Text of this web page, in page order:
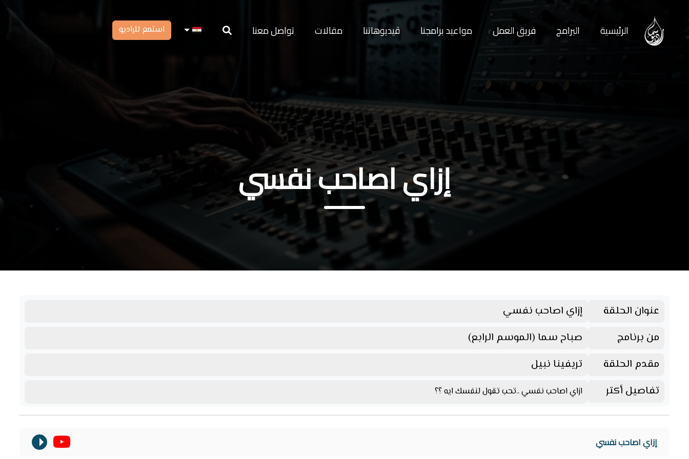
الرئيسية البرامج فريق العمل مواعيد برامجنا ڤيديوهاتنا مقالات تواصل معنا استمع للراديو
إزاي اصاحب نفسي
عنوان الحلقة
إزاي اصاحب نفسي
من برنامج
صباح سما (الموسم الرابع)
مقدم الحلقة
تريفينا نبيل
تفاصيل أكتر
ازاي اصاحب نفسي ..تحب تقول لنفسك ايه ؟؟
إزاي اصاحب نفسي